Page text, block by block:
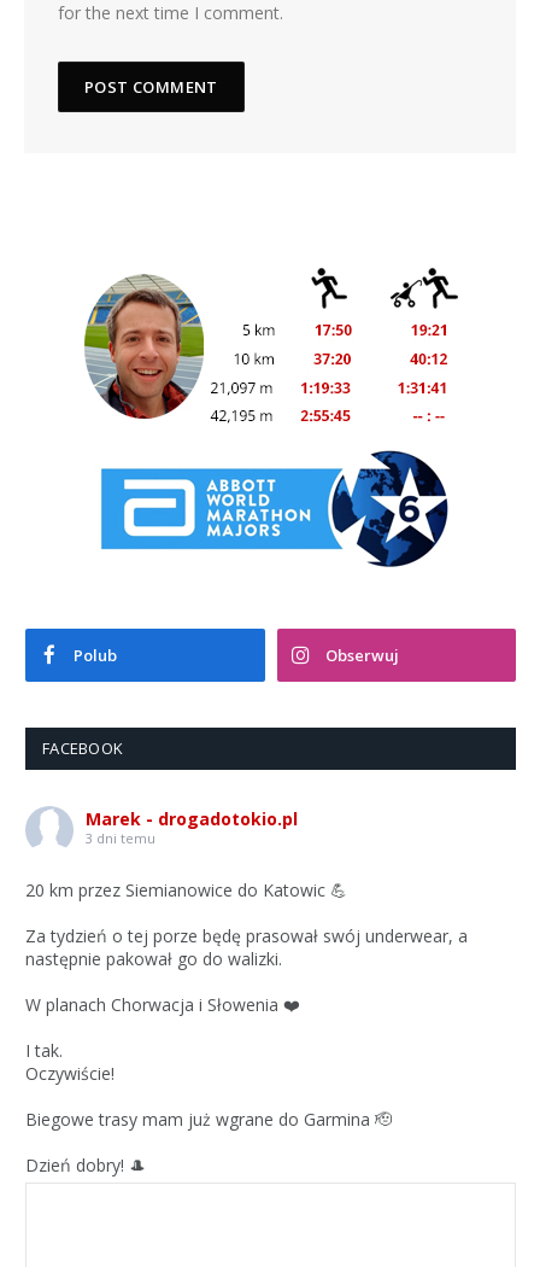
for the next time I comment.
Polub Obserwuj
FACEBOOK
Marek - drogadotokio.pl
3 dni temu
20 km przez Siemianowice do Katowic 💪
Za tydzień o tej porze będę prasował swój underwear, a
następnie pakował go do walizki.
W planach Chorwacja i Słowenia ❤️
I tak.
Oczywiście!
Biegowe trasy mam już wgrane do Garmina 🫡
Dzień dobry! 🎩